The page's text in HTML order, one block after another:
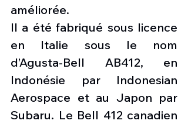
améliorée.
Il a été fabriqué sous licence
en Italie sous le nom
d’Agusta-Bell AB412, en
Indonésie par Indonesian
Aerospace et au Japon par
Subaru. Le Bell 412 canadien